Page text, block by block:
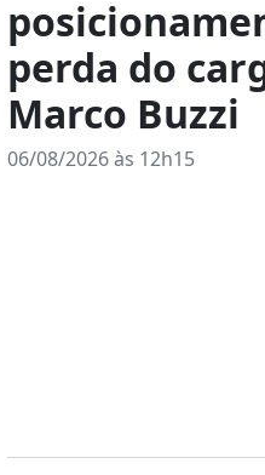
perda do
Marco Buzzi
06/08/2026 às 12h15